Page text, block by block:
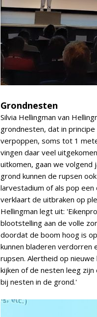
Grondnesten
Silvia Hellingman van
grondnesten, dat in
verpoppen, soms tot 1
vingen daar veel
uitkomen, gaan we volgend
grond kunnen de rupsen
larvestadium of als pop
verklaart de uitbraken op
Hellingman legt uit:
blootstelling aan de volle
doordat de boom hoog is
kunnen bladeren verdorren
rupsen. Alertheid op
kijken of de nesten leeg
bij nesten in de grond.'